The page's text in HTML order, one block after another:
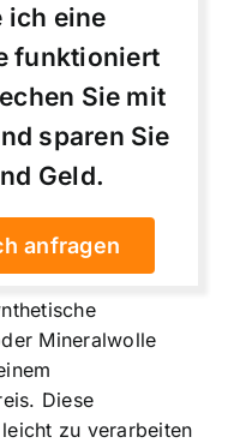
ich eine
funktioniert
Sie mit
sparen Sie
Geld.
anfragen
Mineralwolle
Diese
zu verarbeiten